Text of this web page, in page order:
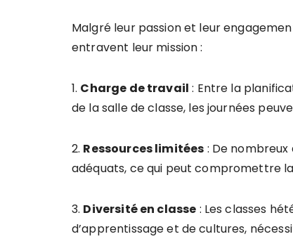
Malgré leur passion et leur
entravent leur mission :
1. Charge detravail : Entre la
de la salle de classe, les journées
2. Ressourceslimitées : De
adéquats, ce qui peut compromettre
3. Diversitéen classe : Les classes
d’apprentissage et de cultures,